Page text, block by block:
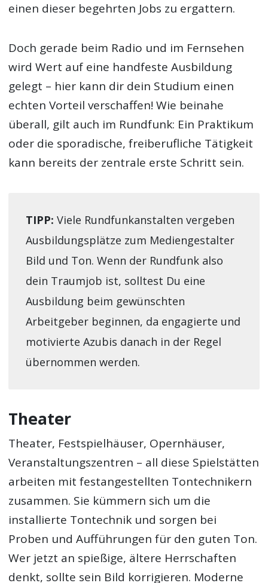
einen dieser begehrten Jobs zu ergattern.
Doch gerade beim Radio und im Fernsehen
wird Wert auf eine handfeste Ausbildung
gelegt – hier kann dir dein Studium einen
echten Vorteil verschaffen! Wie beinahe
überall, gilt auch im Rundfunk: Ein Praktikum
oder die sporadische, freiberufliche Tätigkeit
kann bereits der zentrale erste Schritt sein.
TIPP: Viele Rundfunkanstalten vergeben
Ausbildungsplätze zum Mediengestalter
Bild und Ton. Wenn der Rundfunk also
dein Traumjob ist, solltest Du eine
Ausbildung beim gewünschten
Arbeitgeber beginnen, da engagierte und
motivierte Azubis danach in der Regel
übernommen werden.
Theater
Theater, Festspielhäuser, Opernhäuser,
Veranstaltungszentren – all diese Spielstätten
arbeiten mit festangestellten Tontechnikern
zusammen. Sie kümmern sich um die
installierte Tontechnik und sorgen bei
Proben und Aufführungen für den guten Ton.
Wer jetzt an spießige, ältere Herrschaften
denkt, sollte sein Bild korrigieren. Moderne